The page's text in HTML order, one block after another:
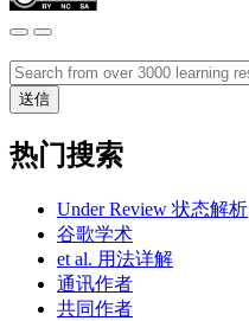
热门搜索
Under Review 状态解析
谷歌学术
et al. 用法详解
通讯作者
共同作者